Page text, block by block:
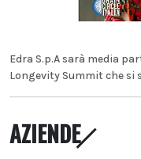
Edra S.p.A sarà media
Longevity Summit che si
AZIENDE